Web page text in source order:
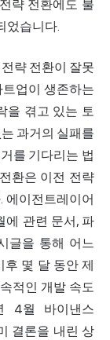
략 전환에도 불
었습니다.
략 전환이 잘못
업이 생존하는
을 겪고 있는 토
과거의 실패를
를 기다리는 법
환은 이전 전략
에이전트레이어
에 관련 문서, 파
글을 통해 어느
몇 달 동안 제
적인 개발 속도
4월 바이낸스
결론을 내린 상